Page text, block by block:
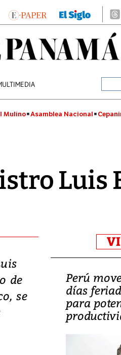
Mulino Asamblea Nacional
Luis
de
se
y
Perú
días
para